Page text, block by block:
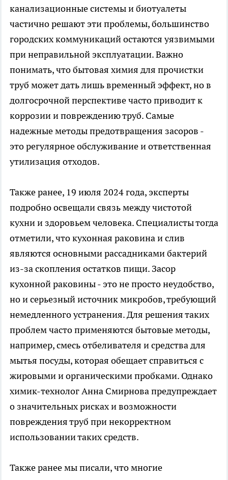
канализационные системы и биотуалеты
частично решают эти проблемы, большинство
городских коммуникаций остаются уязвимыми
при неправильной эксплуатации. Важно
понимать, что бытовая химия для прочистки
труб может дать лишь временный эффект, но в
долгосрочной перспективе часто приводит к
коррозии и повреждению труб. Самые
надежные методы предотвращения засоров -
это регулярное обслуживание и ответственная
утилизация отходов.
Также ранее, 19 июля 2024 года, эксперты
подробно освещали связь между чистотой
кухни и здоровьем человека. Специалисты тогда
отметили, что кухонная раковина и слив
являются основными рассадниками бактерий
из-за скопления остатков пищи. Засор
кухонной раковины - это не просто неудобство,
но и серьезный источник микробов, требующий
немедленного устранения. Для решения таких
проблем часто применяются бытовые методы,
например, смесь отбеливателя и средства для
мытья посуды, которая обещает справиться с
жировыми и органическими пробками. Однако
химик-технолог Анна Смирнова предупреждает
о значительных рисках и возможности
повреждения труб при некорректном
использовании таких средств.
Также ранее мы писали, что многие